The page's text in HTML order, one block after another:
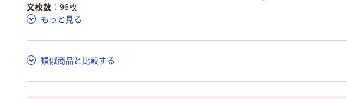
文枚数
96枚
もっと見る
類似商品と比較する